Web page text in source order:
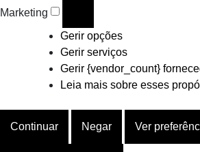
Marketing
Gerir opções
Gerir serviços
Gerir {vendor_count}
Leia mais sobre esses
Continuar Negar Ver